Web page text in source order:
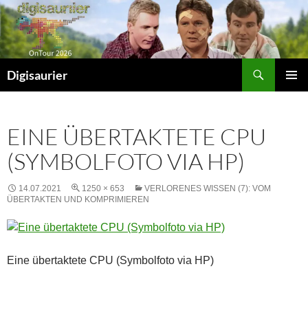
Zum
Inhalt
springen
Digisaurier
EINE ÜBERTAKTETE CPU
(SYMBOLFOTO VIA HP)
14.07.2021 1250 × 653
VERLORENES WISSEN (7): VOM
ÜBERTAKTEN UND KOMPRIMIEREN
Eine übertaktete CPU (Symbolfoto via HP)